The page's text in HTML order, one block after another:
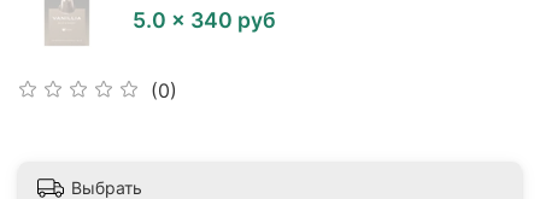
(0)
5.0 × 340 руб
Выбрать